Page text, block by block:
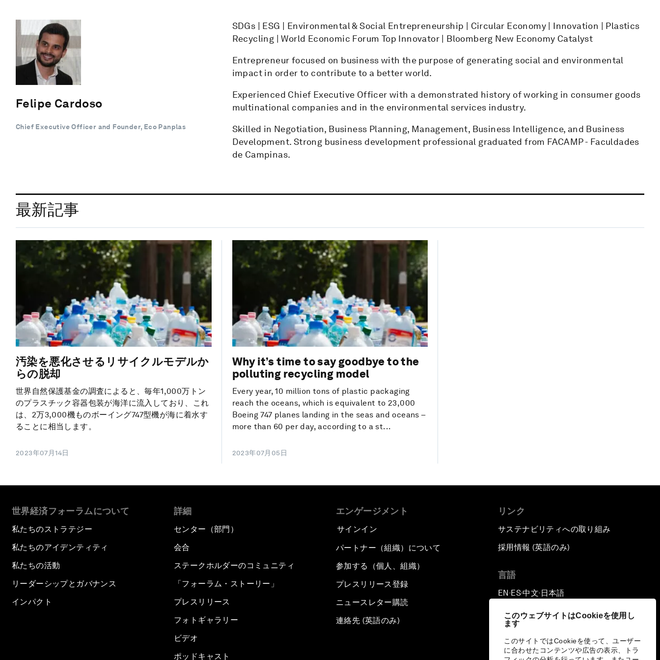
このウェブサイトはCookieを使用し
ます
このサイトではCookieを使って、ユーザー
に合わせたコンテンツや広告の表示、トラ
Felipe Cardoso
Chief Executive Officer and Founder, Eco Panplas
SDGs | ESG | Environmental & Social Entrepreneurship | Circular Economy | Innovation | Plastics
Recycling | World Economic Forum Top Innovator | Bloomberg New Economy Catalyst
Entrepreneur focused on business with the purpose of generating social and environmental
impact in order to contribute to a better world.
Experienced Chief Executive Officer with a demonstrated history of working in consumer goods
multinational companies and in the environmental services industry.
Skilled in Negotiation, Business Planning, Management, Business Intelligence, and Business
Development. Strong business development professional graduated from FACAMP - Faculdades
de Campinas.
最新記事
汚染を悪化させるリサイクルモデルか
らの脱却
世界自然保護基金の調査によると、毎年1,000万トン
のプラスチック容器包装が海洋に流入しており、これ
は、2万3,000機ものボーイング747型機が海に着水す
ることに相当します。
2023年07月14日
Why it’s time to say goodbye to the
polluting recycling model
Every year, 10 million tons of plastic packaging
reach the oceans, which is equivalent to 23,000
Boeing 747 planes landing in the seas and oceans –
more than 60 per day, according to a st...
2023年07月05日
世界経済フォーラムについて
私たちのストラテジー
私たちのアイデンティティ
私たちの活動
リーダーシップとガバナンス
インパクト
詳細
センター（部門）
会合
ステークホルダーのコミュニティ
「フォーラム・ストーリー」
プレスリリース
フォトギャラリー
ビデオ
ポッドキャスト
エンゲージメント
サインイン
パートナー（組織）について
参加する（個人、組織）
プレスリリース登録
ニュースレター購読
連絡先 (英語のみ)
リンク
サステナビリティへの取り組み
採用情報 (英語のみ)
言語
EN ▪ES▪中文▪ 日本語